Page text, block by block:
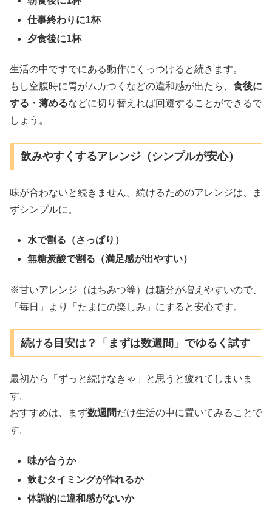
仕事終わりに1杯
夕食後に1杯
生活の中ですでにある動作にくっつけると続きます。
もし空腹時に胃がムカつくなどの違和感が出たら、 食後に
する・薄めるなどに切り替えれば回避することができるで
しょう。
飲みやすくするアレンジ（シンプルが安心）
味が合わないと続きません。続けるためのアレンジは、ま
ずシンプルに。
水で割る（さっぱり）
無糖炭酸で割る（満足感が出やすい）
※甘いアレンジ（はちみつ等）は糖分が増えやすいので、
「毎日」より「たまにの楽しみ」にすると安心です。
続ける目安は？「まずは数週間」でゆるく試す
最初から「ずっと続けなきゃ」と思うと疲れてしまいま
す。
おすすめは、まず数週間だけ生活の中に置いてみることで
す。
味が合うか
飲むタイミングが作れるか
体調的に違和感がないか